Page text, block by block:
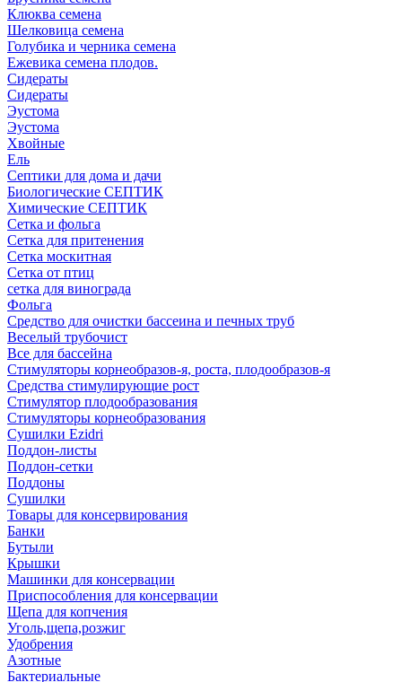
Клюква семена
Шелковица семена
Голубика и черника семена
Ежевика семена плодов.
Сидераты
Сидераты
Эустома
Эустома
Хвойные
Ель
Септики для дома и дачи
Биологические СЕПТИК
Химические СЕПТИК
Сетка и фольга
Сетка для притенения
Сетка москитная
Сетка от птиц
сетка для винограда
Фольга
Средство для очистки бассеина и печных труб
Веселый трубочист
Все для бассейна
Стимуляторы корнеобразов-я, роста, плодообразов-я
Средства стимулирующие рост
Стимулятор плодообразования
Стимуляторы корнеобразования
Сушилки Ezidri
Поддон-листы
Поддон-сетки
Поддоны
Сушилки
Товары для консервирования
Банки
Бутыли
Крышки
Машинки для консервации
Приспособления для консервации
Щепа для копчения
Уголь,щепа,розжиг
Удобрения
Азотные
Бактериальные